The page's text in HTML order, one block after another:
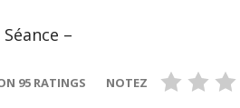
–
95 RATINGS NOTEZ